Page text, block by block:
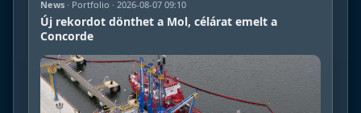
News · Portfolio · 2026-08-07 09:10
Új rekordot dönthet a Mol, célárat emelt a
Concorde